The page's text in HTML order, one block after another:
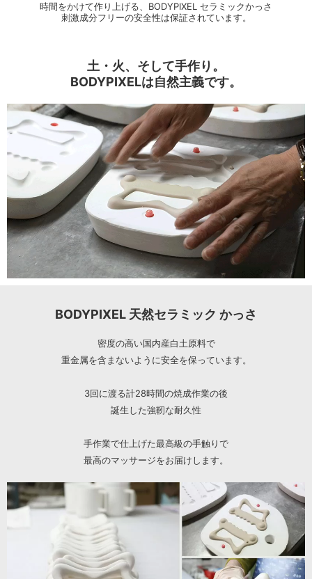
時間をかけて作り上げる、BODYPIXEL セラミックかっさ
刺激成分フリーの安全性は保証されています。
土・火、そして手作り。
BODYPIXELは自然主義です。
BODYPIXEL 天然セラミック かっさ
密度の高い国内産白土原料で
重金属を含まないように安全を保っています。
3回に渡る計28時間の焼成作業の後
誕生した強靭な耐久性
手作業で仕上げた最高級の手触りで
最高のマッサージをお届けします。